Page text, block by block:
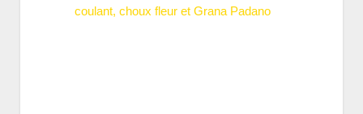
coulant, choux fleur et Grana Padano